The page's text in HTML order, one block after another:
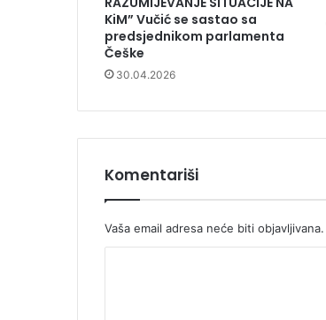
KiM” Vučić se sastao sa
predsjednikom parlamenta
Češke
30.04.2026
Komentariši
Vaša email adresa neće biti objavljivana.